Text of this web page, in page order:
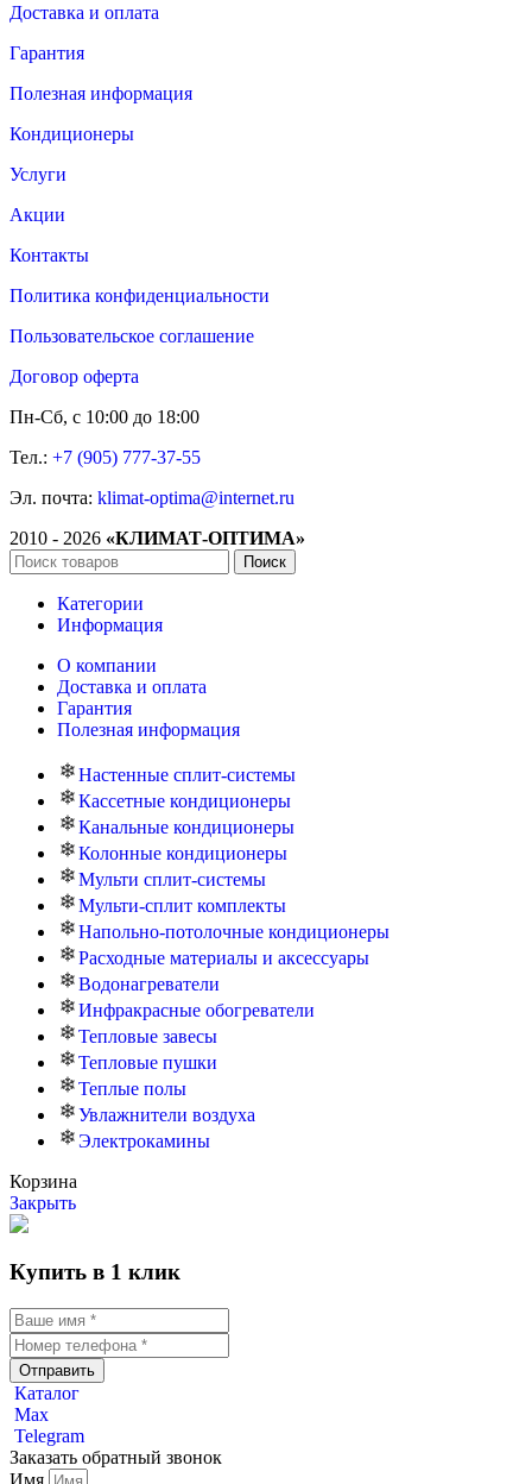
Доставка и оплата
Гарантия
Полезная информация
Кондиционеры
Услуги
Акции
Контакты
Политика конфиденциальности
Пользовательское соглашение
Договор оферта
Пн-Сб, с 10:00 до 18:00
Тел.: +7 (905) 777-37-55
Эл. почта: klimat-optima@internet.ru
2010 - 2026 «КЛИМАТ-ОПТИМА»
Поиск
Категории
Информация
О компании
Доставка и оплата
Гарантия
Полезная информация
Настенные сплит-системы
Кассетные кондиционеры
Канальные кондиционеры
Колонные кондиционеры
Мульти сплит-системы
Мульти-сплит комплекты
Напольно-потолочные кондиционеры
Расходные материалы и аксессуары
Водонагреватели
Инфракрасные обогреватели
Тепловые завесы
Тепловые пушки
Теплые полы
Увлажнители воздуха
Электрокамины
Корзина
Закрыть
Купить в 1 клик
Отправить
Каталог
Max
Telegram
Заказать обратный звонок